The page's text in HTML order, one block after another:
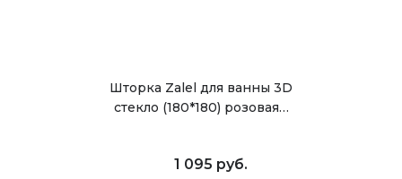
Шторка Zalel для ванны 3D
стекло (180*180) розовая…
1 095 руб.